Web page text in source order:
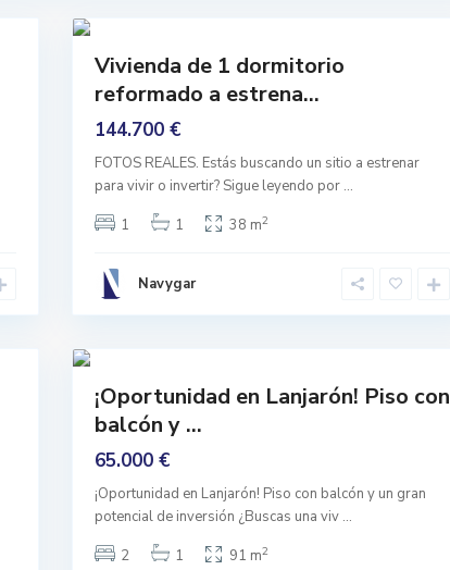
Vivienda de 1 dormitorio
reformado a estrena...
144.700 €
FOTOS REALES. Estás buscando un sitio a estrenar
para vivir o invertir? Sigue leyendo por ...
1
1 38 m2
Navygar
j
a
r
o
n
p
u
e
b
l
o
,
a
r
¡Oportunidad en Lanjarón! Piso con
balcón y ...
65.000 €
¡Oportunidad en Lanjarón! Piso con balcón y un gran
potencial de inversión ¿Buscas una viv ...
2
1 91 m2
A
l
b
a
y
c
i
n